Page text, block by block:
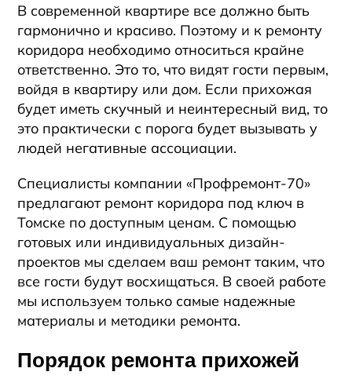
В современной квартире все должно быть
гармонично и красиво. Поэтому и к ремонту
коридора необходимо относиться крайне
ответственно. Это то, что видят гости первым,
войдя в квартиру или дом. Если прихожая
будет иметь скучный и неинтересный вид, то
это практически с порога будет вызывать у
людей негативные ассоциации.
Специалисты компании «Профремонт-70»
предлагают ремонт коридора под ключ в
Томске по доступным ценам. С помощью
готовых или индивидуальных дизайн-
проектов мы сделаем ваш ремонт таким, что
все гости будут восхищаться. В своей работе
мы используем только самые надежные
материалы и методики ремонта.
Порядок ремонта прихожей